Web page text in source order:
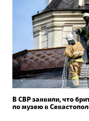
В СВР заявили, что
по музею в